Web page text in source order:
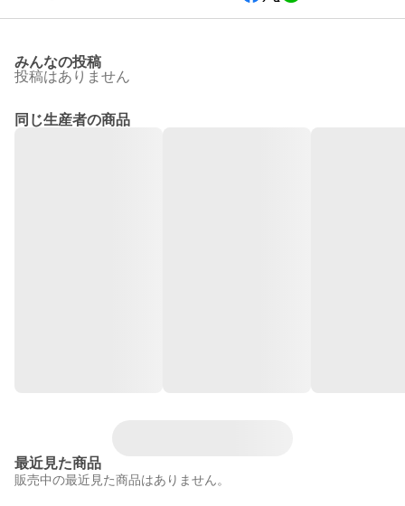
みんなの投稿
投稿はありません
同じ生産者の商品
最近見た商品
販売中の最近見た商品はありません。